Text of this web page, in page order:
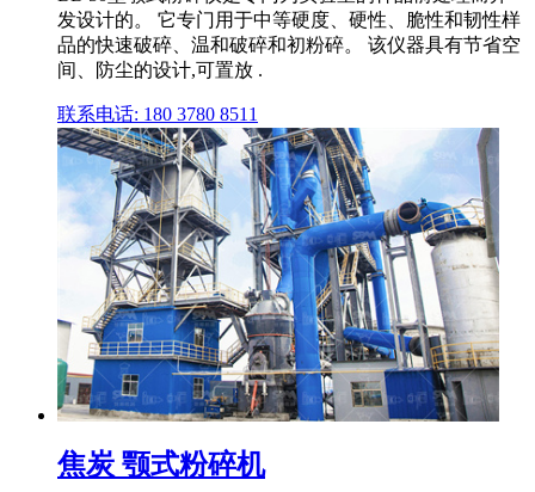
发设计的。 它专门用于中等硬度、硬性、脆性和韧性样
品的快速破碎、温和破碎和初粉碎。 该仪器具有节省空
间、防尘的设计,可置放 .
联系电话: 180 3780 8511
焦炭 颚式粉碎机